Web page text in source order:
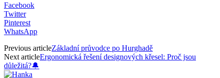
Facebook
Twitter
Pinterest
WhatsApp
Previous articleZákladní průvodce po Hurghadě
Next articleErgonomická řešení designových křesel: Proč jsou
důležitá?🔔